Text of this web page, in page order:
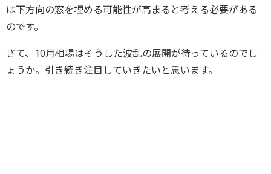
は下方向の窓を埋める可能性が高まると考える必要がある
のです。
さて、10月相場はそうした波乱の展開が待っているのでし
ょうか。引き続き注目していきたいと思います。